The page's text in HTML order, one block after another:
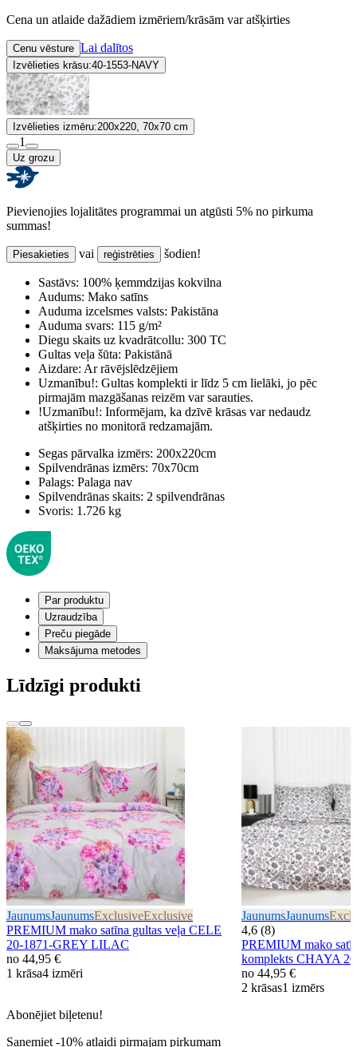
Cena un atlaide dažādiem izmēriem/krāsām var atšķirties
Cenu vēsture Lai dalītos
Izvēlieties krāsu:40-1553-NAVY
Izvēlieties izmēru:200x220, 70x70 cm
1
Uz grozu
Pievienojies lojalitātes programmai un atgūsti 5% no pirkuma
summas!
Piesakieties vai reģistrēties šodien!
Sastāvs: 100% ķemmdzijas kokvilna
Audums: Mako satīns
Auduma izcelsmes valsts: Pakistāna
Auduma svars: 115 g/m²
Diegu skaits uz kvadrātcollu: 300 TC
Gultas veļa šūta: Pakistānā
Aizdare: Ar rāvējslēdzējiem
Uzmanību!: Gultas komplekti ir līdz 5 cm lielāki, jo pēc
pirmajām mazgāšanas reizēm var sarauties.
!Uzmanību!: Informējam, ka dzīvē krāsas var nedaudz
atšķirties no monitorā redzamajām.
Segas pārvalka izmērs: 200x220cm
Spilvendrānas izmērs: 70x70cm
Palags: Palaga nav
Spilvendrānas skaits: 2 spilvendrānas
Svoris: 1.726 kg
Par produktu
Uzraudzība
Preču piegāde
Maksājuma metodes
Līdzīgi produkti
JaunumsJaunumsExclusiveExclusive
PREMIUM mako satīna gultas veļa CELE
20-1871-GREY LILAC
no 44,95 €
1 krāsa4 izmēri
JaunumsJaunums
4,6 (8)
PREMIUM mako
komplekts CHAYA
no 44,95 €
2 krāsas1 izmērs
Abonējiet biļetenu!
Saņemiet -10% atlaidi pirmajam pirkumam